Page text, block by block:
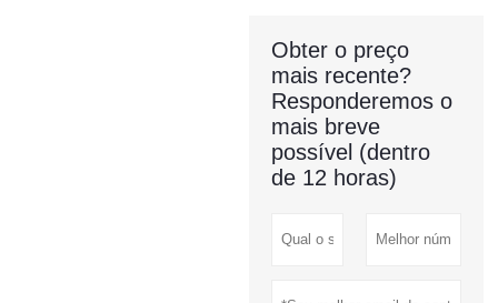
Obter o preço
mais recente?
Responderemos o
mais breve
possível (dentro
de 12 horas)